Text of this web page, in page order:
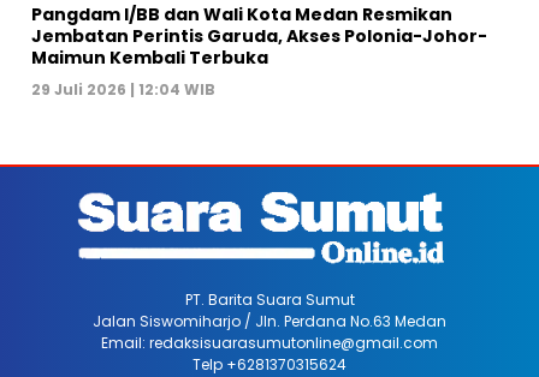
Pangdam I/BB dan Wali Kota Medan Resmikan
Jembatan Perintis Garuda, Akses Polonia-Johor-
Maimun Kembali Terbuka
29 Juli 2026 | 12:04 WIB
PT. Barita Suara Sumut
Jalan Siswomiharjo / Jln. Perdana No.63 Medan
Email: redaksisuarasumutonline@gmail.com
Telp +6281370315624